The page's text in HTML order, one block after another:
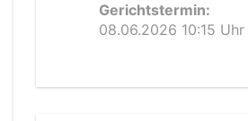
Gerichtstermin:
08.06.2026 10:15 Uhr